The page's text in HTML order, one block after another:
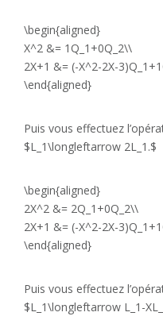
\begin{aligned}
X^2 &= 1Q_1+0Q_2\\
2X+1 &= (-X^2-2X-
\end{aligned}
Puis vous effectuez
$L_1\longleftarrow 2L_1.$
\begin{aligned}
2X^2 &= 2Q_1+0Q_2\\
2X+1 &= (-X^2-2X-
\end{aligned}
Puis vous effectuez
$L_1\longleftarrow L_1-